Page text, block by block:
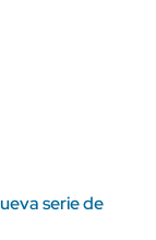
serie de